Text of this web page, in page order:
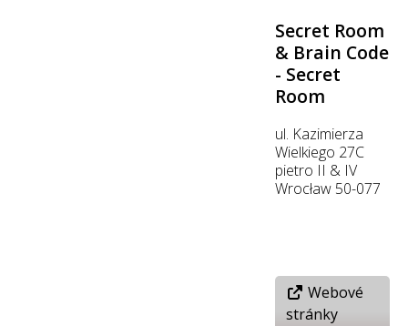
Secret Room
& Brain Code
- Secret
Room
ul. Kazimierza
Wielkiego 27C
pietro II & IV
Wrocław 50-077
Webové
stránky